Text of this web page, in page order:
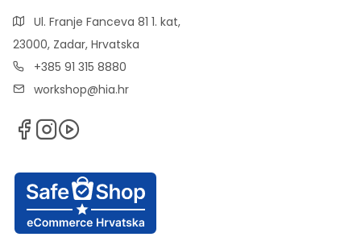
Ul. Franje Fanceva 81 1. kat,
23000, Zadar, Hrvatska
+385 91 315 8880
workshop@hia.hr